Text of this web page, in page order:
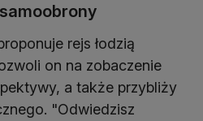
rejs łodzią
on na zobaczenie
a także przybliży
"Odwiedzisz